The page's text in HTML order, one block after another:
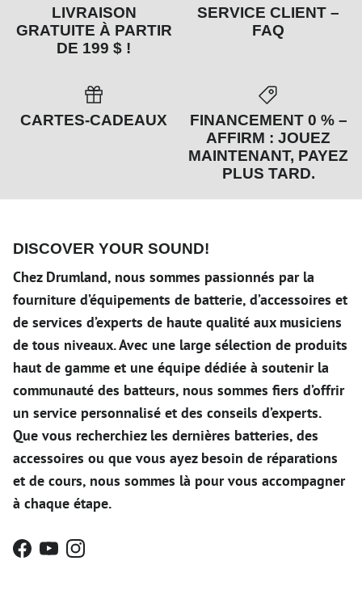
LIVRAISON
GRATUITE À PARTIR
DE 199 $ !
SERVICE CLIENT –
FAQ
CARTES-CADEAUX
FINANCEMENT 0 % –
AFFIRM : JOUEZ
MAINTENANT, PAYEZ
PLUS TARD.
DISCOVER YOUR SOUND!
Chez Drumland, nous sommes passionnés par la
fourniture d’équipements de batterie, d’accessoires et
de services d’experts de haute qualité aux musiciens
de tous niveaux. Avec une large sélection de produits
haut de gamme et une équipe dédiée à soutenir la
communauté des batteurs, nous sommes fiers d’offrir
un service personnalisé et des conseils d’experts.
Que vous recherchiez les dernières batteries, des
accessoires ou que vous ayez besoin de réparations
et de cours, nous sommes là pour vous accompagner
à chaque étape.
Facebook
YouTubeInstagram